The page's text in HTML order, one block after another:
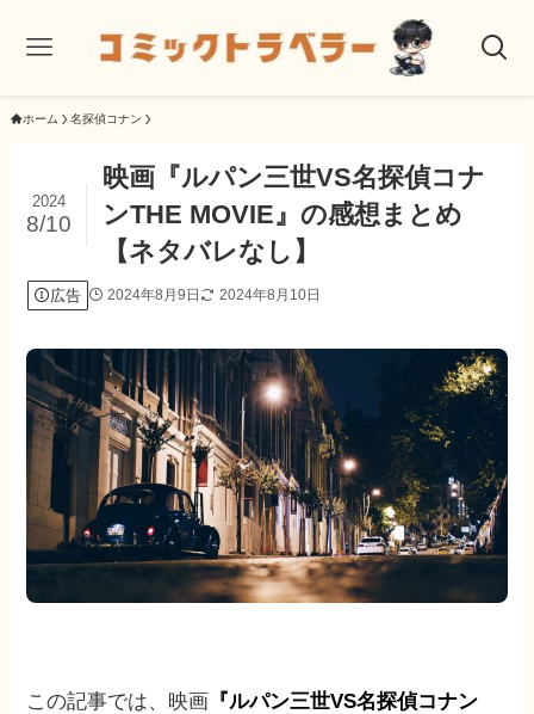
ホーム 名探偵コナン
映画『ルパン三世VS名探偵コナ
ンTHE MOVIE』の感想まとめ
【ネタバレなし】
2024
8/10
広告 2024年8月9日 2024年8月10日
この記事では、映画 『ルパン三世VS名探偵コナン